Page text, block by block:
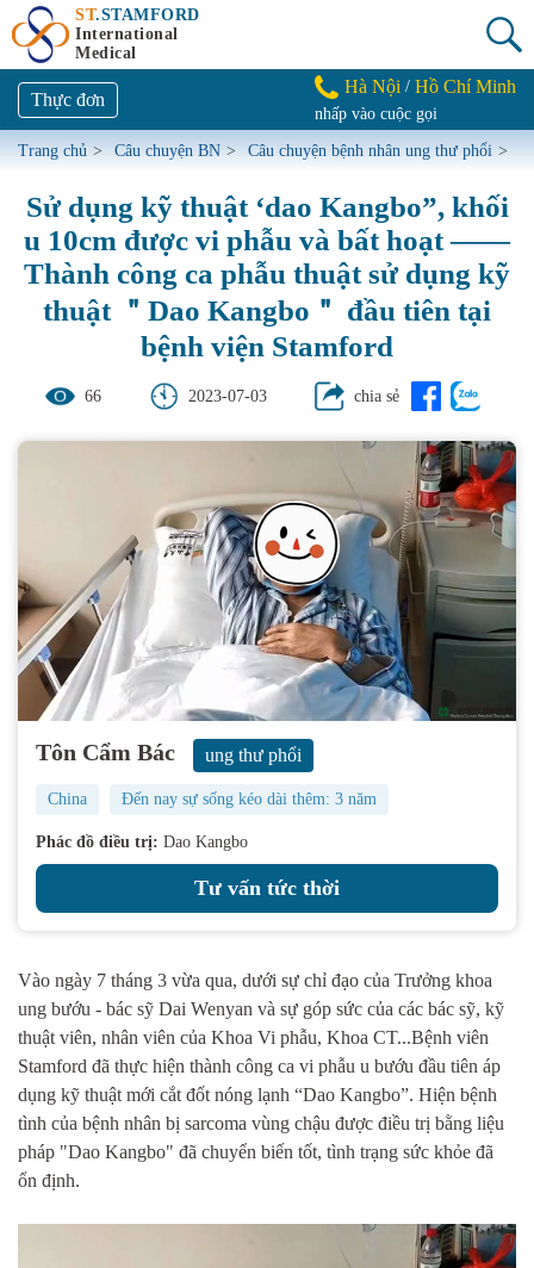
ST.STAMFORD
International
Medical
Thực đơn
Hà Nội / Hồ Chí Minh
nhấp vào cuộc gọi
Trang chủ > Câu chuyện BN > Câu chuyện bệnh nhân ung thư phổi >
Sử dụng kỹ thuật ‘dao Kangbo”, khối
u 10cm được vi phẫu và bất hoạt ——
Thành công ca phẫu thuật sử dụng kỹ
thuật ＂Dao Kangbo＂ đầu tiên tại
bệnh viện Stamford
66 2023-07-03 chia sẻ
Tôn Cẩm Bác ung thư phổi
China Đến nay sự sống kéo dài thêm: 3 năm
Phác đồ điều trị: Dao Kangbo
Tư vấn tức thời
Vào ngày 7 tháng 3 vừa qua, dưới sự chỉ đạo của Trưởng khoa
ung bướu - bác sỹ Dai Wenyan và sự góp sức của các bác sỹ, kỹ
thuật viên, nhân viên của Khoa Vi phẫu, Khoa CT...Bệnh viên
Stamford đã thực hiện thành công ca vi phẫu u bướu đầu tiên áp
dụng kỹ thuật mới cắt đốt nóng lạnh “Dao Kangbo”. Hiện bệnh
tình của bệnh nhân bị sarcoma vùng chậu được điều trị bằng liệu
pháp "Dao Kangbo" đã chuyển biến tốt, tình trạng sức khỏe đã
ổn định.